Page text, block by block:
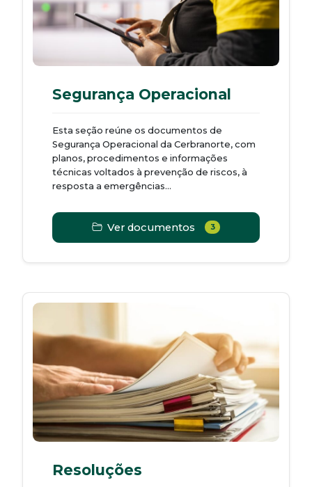
Segurança Operacional
Esta seção reúne os documentos de
Segurança Operacional da Cerbranorte, com
planos, procedimentos e informações
técnicas voltados à prevenção de riscos, à
resposta a emergências...
Ver documentos 3
Resoluções